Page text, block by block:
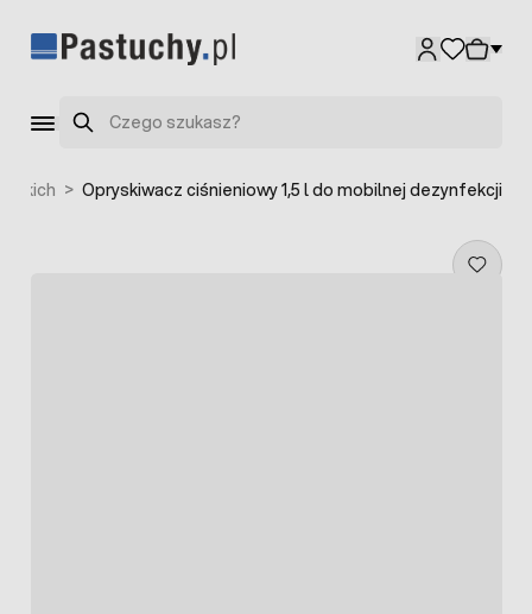
Szukaj
> Opryskiwacz ciśnieniowy 1,5 l do mobilnej dezynfekcji